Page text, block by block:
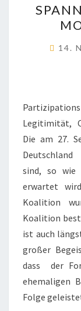
14.
Legitimität,
Die am 27.
sind, so wie
erwartet
Koalition
Koalition
ist auch
großer
dass der
ehemaligen
Folge